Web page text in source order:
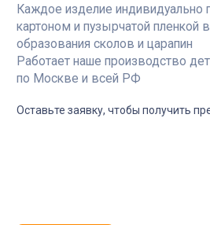
Каждое изделие индивидуально
картоном и пузырчатой пленкой
образования сколов и царапин
Работает наше производство
по Москве и всей РФ
Оставьте заявку, чтобы получить